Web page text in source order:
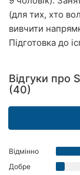
Миколаїв
Херсон
Чернігів
Черкаси
Чернівці
Суми
(для тих, хто
вивчити
Підготовка до
Відгуки про
(40)
Відмінно
Добре